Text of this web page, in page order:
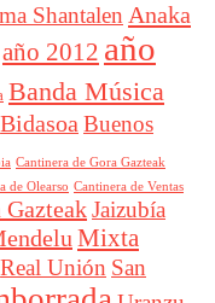
Shantalen Anaka
año 2012 año
Banda Música
Bidasoa Buenos
Cantinera de Gora Gazteak
de Olearso Cantinera de Ventas
GazteakJaizubía
Mixta
Real Unión San